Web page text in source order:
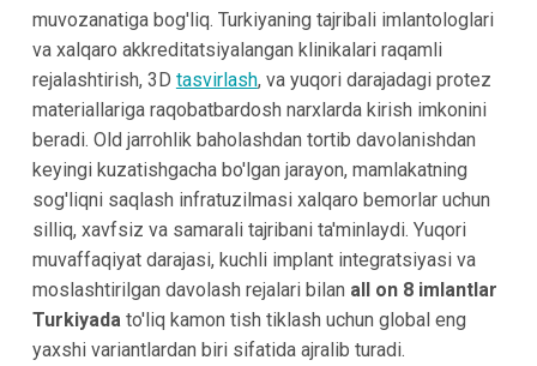
muvozanatiga bog'liq. Turkiyaning tajribali imlantologlari
va xalqaro akkreditatsiyalangan klinikalari raqamli
rejalashtirish, 3D tasvirlash, va yuqori darajadagi protez
materiallariga raqobatbardosh narxlarda kirish imkonini
beradi. Old jarrohlik baholashdan tortib davolanishdan
keyingi kuzatishgacha bo'lgan jarayon, mamlakatning
sog'liqni saqlash infratuzilmasi xalqaro bemorlar uchun
silliq, xavfsiz va samarali tajribani ta'minlaydi. Yuqori
muvaffaqiyat darajasi, kuchli implant integratsiyasi va
moslashtirilgan davolash rejalari bilan all on 8 imlantlar
Turkiyada to'liq kamon tish tiklash uchun global eng
yaxshi variantlardan biri sifatida ajralib turadi.